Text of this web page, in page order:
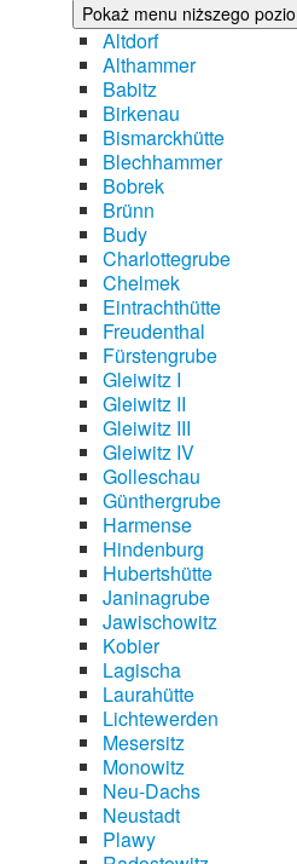
Pokaż menu niższego
Altdorf
Althammer
Babitz
Birkenau
Bismarckhütte
Blechhammer
Bobrek
Brünn
Budy
Charlottegrube
Chelmek
Eintrachthütte
Freudenthal
Fürstengrube
Gleiwitz I
Gleiwitz II
Gleiwitz III
Gleiwitz IV
Golleschau
Günthergrube
Harmense
Hindenburg
Hubertshütte
Janinagrube
Jawischowitz
Kobier
Lagischa
Laurahütte
Lichtewerden
Mesersitz
Monowitz
Neu-Dachs
Neustadt
Plawy